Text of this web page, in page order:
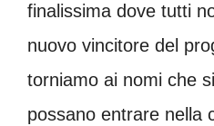
finalissima dove tutti
nuovo vincitore del
torniamo ai nomi che
possano entrare nella